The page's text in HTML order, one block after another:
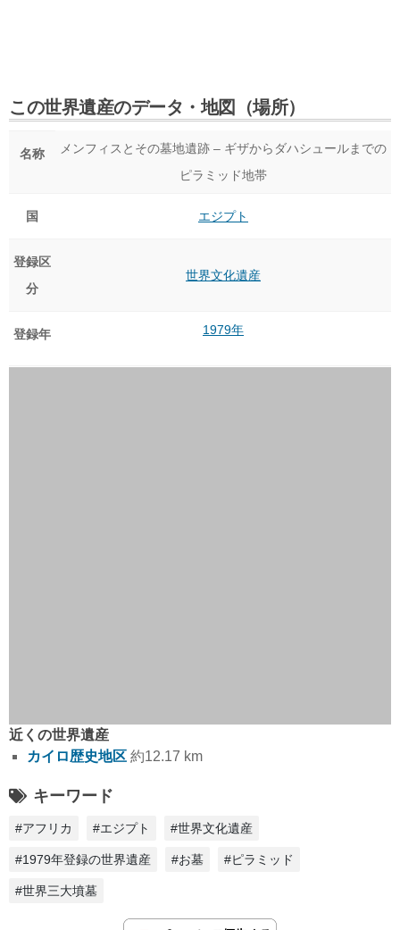
この世界遺産のデータ・地図（場所）
名称
メンフィスとその墓地遺跡 – ギザからダハシュールまでの
ピラミッド地帯
国 エジプト
登録区
分
世界文化遺産
登録年 1979年
近くの世界遺産
カイロ歴史地区 約12.17 km
キーワード
#アフリカ #エジプト #世界文化遺産
#1979年登録の世界遺産 #お墓 #ピラミッド
#世界三大墳墓